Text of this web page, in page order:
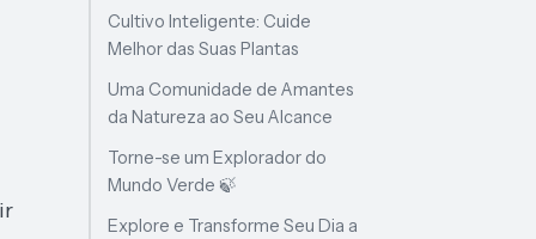
Cultivo Inteligente: Cuide
Melhor das Suas Plantas
Uma Comunidade de Amantes
da Natureza ao Seu Alcance
Torne-se um Explorador do
Mundo Verde 🍃
Explore e Transforme Seu Dia a